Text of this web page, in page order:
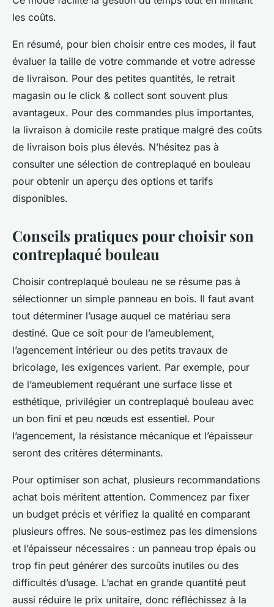
les coûts.
En résumé, pour bien choisir entre ces modes, il faut
évaluer la taille de votre commande et votre adresse
de livraison. Pour des petites quantités, le retrait
magasin ou le click & collect sont souvent plus
avantageux. Pour des commandes plus importantes,
la livraison à domicile reste pratique malgré des coûts
de livraison bois plus élevés. N’hésitez pas à
consulter une sélection de contreplaqué en bouleau
pour obtenir un aperçu des options et tarifs
disponibles.
Conseils pratiques pour choisir son
contreplaqué bouleau
Choisir contreplaqué bouleau ne se résume pas à
sélectionner un simple panneau en bois. Il faut avant
tout déterminer l’usage auquel ce matériau sera
destiné. Que ce soit pour de l’ameublement,
l’agencement intérieur ou des petits travaux de
bricolage, les exigences varient. Par exemple, pour
de l’ameublement requérant une surface lisse et
esthétique, privilégier un contreplaqué bouleau avec
un bon fini et peu nœuds est essentiel. Pour
l’agencement, la résistance mécanique et l’épaisseur
seront des critères déterminants.
Pour optimiser son achat, plusieurs recommandations
achat bois méritent attention. Commencez par fixer
un budget précis et vérifiez la qualité en comparant
plusieurs offres. Ne sous-estimez pas les dimensions
et l’épaisseur nécessaires : un panneau trop épais ou
trop fin peut générer des surcoûts inutiles ou des
difficultés d’usage. L’achat en grande quantité peut
aussi réduire le prix unitaire, donc réfléchissez à la